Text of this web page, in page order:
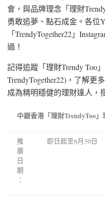
會，與品牌理念「理財
勇敢追夢、點石成金。各位
「TrendyTogether22」
過！
記得追蹤「理財Trendy Too
TrendyTogether22)，了解更
成為精明穩健的理財達人，
中銀香港「理財TrendyToo
推
廣
日
期
：
即日起至6月30日